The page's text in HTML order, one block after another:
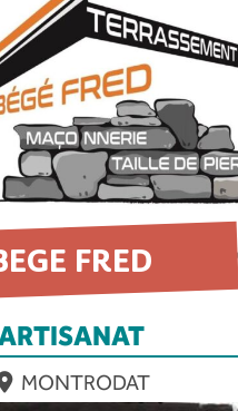
FRED
MONTRODAT